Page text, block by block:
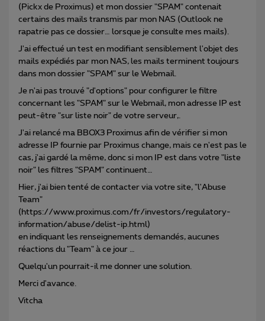
(Pickx de Proximus) et mon dossier "SPAM" contenait
certains des mails transmis par mon NAS (Outlook ne
rapatrie pas ce dossier… lorsque je consulte mes mails).
J'ai effectué un test en modifiant sensiblement l'objet des
mails expédiés par mon NAS, les mails terminent toujours
dans mon dossier "SPAM" sur le Webmail.
Je n'ai pas trouvé "d'options" pour configurer le filtre
concernant les "SPAM" sur le Webmail, mon adresse IP est
peut-être "sur liste noir" de votre serveur,.
J'ai relancé ma BBOX3 Proximus afin de vérifier si mon
adresse IP fournie par Proximus change, mais ce n'est pas le
cas, j'ai gardé la même, donc si mon IP est dans votre "liste
noir" les filtres "SPAM" continuent…
Hier, j'ai bien tenté de contacter via votre site, "l'Abuse
Team"
(https://www.proximus.com/fr/investors/regulatory-
information/abuse/delist-ip.html)
en indiquant les renseignements demandés, aucunes
réactions du "Team" à ce jour …
Quelqu'un pourrait-il me donner une solution.
Merci d'avance.
Vitcha